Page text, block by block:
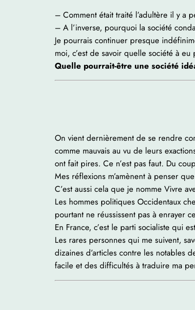
– Comment était traité l’adultère il y a
– A l’inverse, pourquoi la société
Je pourrais continuer presque
moi, c’est de savoir quelle société à
Quelle pourrait-être une société
On vient dernièrement de se rendre
comme mauvais au vu de leurs
ont fait pires. Ce n’est pas faut. Du
Mes réflexions m’amènent à penser
C’est aussi cela que je nomme Vivre
Les hommes politiques Occidentaux
pourtant ne réussissent pas à enrayer
En France, c’est le parti socialiste qui
Les rares personnes qui me suivent,
dizaines d’articles contre les notables
facile et des difficultés à traduire ma